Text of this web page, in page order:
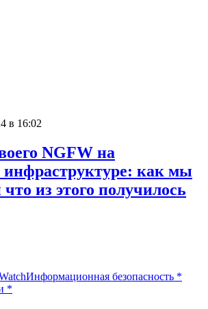
в 16:02
NGFW на
инфраструктуре: как мы
из этого получилось
Информационная безопасность *
*